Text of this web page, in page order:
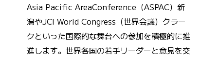
Asia Pacific AreaConference（ASPAC）新
潟やJCI World Congress（世界会議）クラー
クといった国際的な舞台への参加を積極的に推
進します。世界各国の若手リーダーと意見を交